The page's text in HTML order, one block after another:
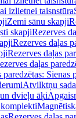
izlietnei taisnstūra
Zemi sānu skapji
skapjiRezerves
Rezerves daļas
Rezerves daļas
daļas
paredzētas: Sienas
Atvilktņu
dvieļu āķi